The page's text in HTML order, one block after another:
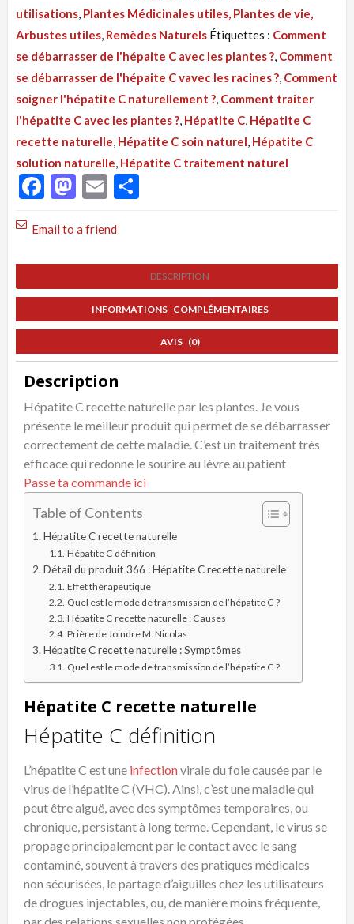
:
Hépatite
C
Recette
Naturelle
Par
Les
Feuilles
utilisations, Plantes Médicinales utiles, Plantes de vie,
Arbustes utiles, Remèdes Naturels Étiquettes : Comment
se débarrasser de l'hépaite C avec les plantes ?, Comment
se débarrasser de l'hépaite C vavec les racines ?, Comment
soigner l'hépatite C naturellement ?, Comment traiter
l'hépatite C avec les plantes ?, Hépatite C, Hépatite C
recette naturelle, Hépatite C soin naturel, Hépatite C
solution naturelle, Hépatite C traitement naturel
Facebook
Mastodon
Email
Email to a friend
DESCRIPTION
INFORMATIONS COMPLÉMENTAIRES
AVIS (0)
Description
Hépatite C recette naturelle par les plantes. Je vous
présente le meilleur produit qui permet de se débarrasser
correctement de cette maladie. C’est un traitement très
efficace qui redonne le sourire au lèvre au patient
Passe ta commande ici
Table of Contents
Hépatite C recette naturelle
Hépatite C définition
Détail du produit 366 : Hépatite C recette naturelle
Effet thérapeutique
Quel est le mode de transmission de l’hépatite C ?
Hépatite C recette naturelle : Causes
Prière de Joindre M. Nicolas
Hépatite C recette naturelle : Symptômes
Quel est le mode de transmission de l’hépatite C ?
Hépatite C recette naturelle
Hépatite C définition
L’hépatite C est une infectionvirale du foie causée par le
virus de l’hépatite C (VHC). Ainsi, c’est une maladie qui
peut être aiguë, avec des symptômes temporaires, ou
chronique, persistant à long terme. Cependant, le virus se
propage principalement par le contact avec le sang
contaminé, souvent à travers des pratiques médicales
non sécurisées, le partage d’aiguilles chez les utilisateurs
de drogues injectables, ou, de manière moins fréquente,